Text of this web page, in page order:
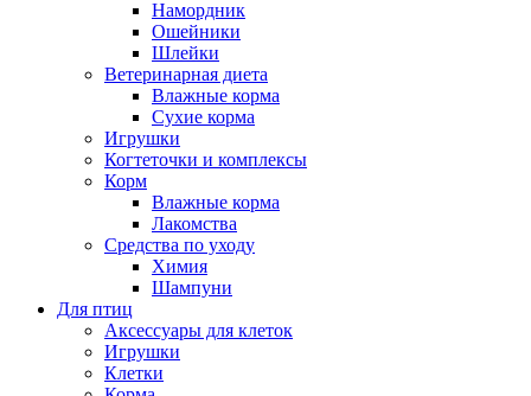
Намордник
Ошейники
Шлейки
Ветеринарная диета
Влажные корма
Сухие корма
Игрушки
Когтеточки и комплексы
Корм
Влажные корма
Лакомства
Средства по уходу
Химия
Шампуни
Для птиц
Аксессуары для клеток
Игрушки
Клетки